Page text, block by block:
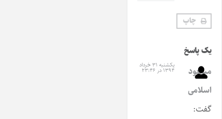
چاپ
یک پاسخ
مسعود
اسلامی
گفت:
یکشنبه ۳۱ خرداد
۱۳۹۴ در ۲۳:۴۶